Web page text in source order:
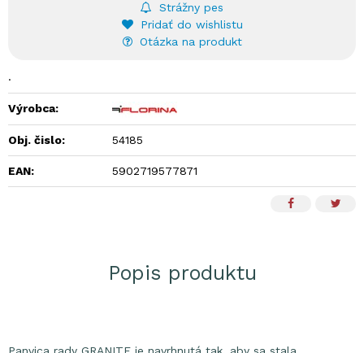
Strážny pes
Pridať do wishlistu
Otázka na produkt
.
Výrobca:
Obj. čislo: 54185
EAN: 5902719577871
Popis produktu
Panvica rady GRANITE je navrhnutá tak, aby sa stala